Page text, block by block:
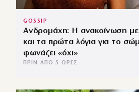
GOSSIP
Ανδρομάχη: Η ανακοίνωση
και τα πρώτα λόγια για το
φωνάζει «όχι»
ΠΡΙΝ ΑΠΌ 5 ΏΡΕΣ